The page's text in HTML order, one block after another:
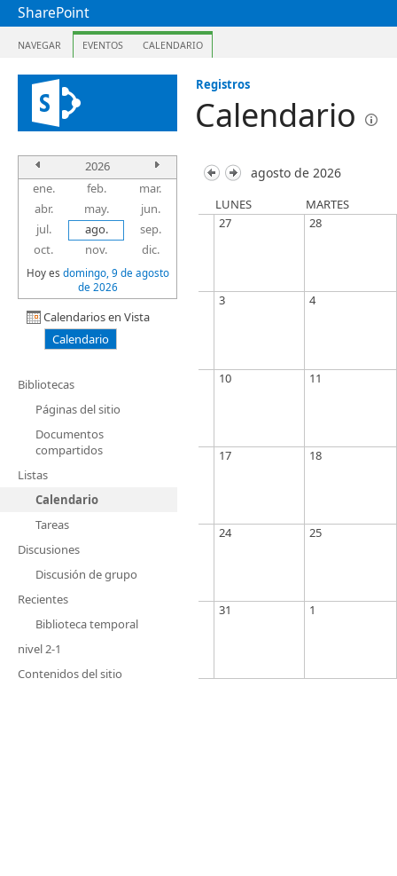
SharePoint
NAVEGAR EVENTOS CALENDARIO
Registros
Calendario
2026
ene.
feb.
mar.
abr.
may.
jun.
jul.
ago.
sep.
oct.
nov. dic.
Hoy es domingo, 9 de agosto
de 2026
Calendarios en Vista
Calendario
Bibliotecas
Páginas del sitio
Documentos
compartidos
Listas
Calendario
Tareas
Discusiones
Discusión de grupo
Recientes
Biblioteca temporal
nivel 2-1
Contenidos del sitio
agosto de 2026
LUNES
MARTES
27
28
3 4
10 11
17 18
24 25
31 1